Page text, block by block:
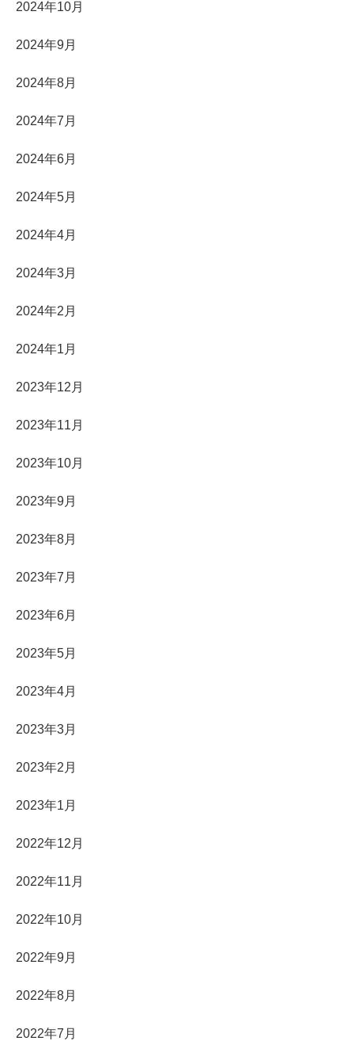
2024年10月
2024年9月
2024年8月
2024年7月
2024年6月
2024年5月
2024年4月
2024年3月
2024年2月
2024年1月
2023年12月
2023年11月
2023年10月
2023年9月
2023年8月
2023年7月
2023年6月
2023年5月
2023年4月
2023年3月
2023年2月
2023年1月
2022年12月
2022年11月
2022年10月
2022年9月
2022年8月
2022年7月